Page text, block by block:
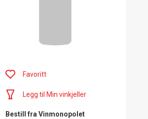
Favoritt
Legg til Min vinkjeller
Bestill fra Vinmonopolet